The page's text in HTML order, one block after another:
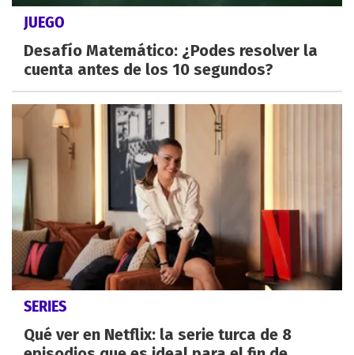
JUEGO
Desafío Matemático: ¿Podes resolver la
cuenta antes de los 10 segundos?
SERIES
Qué ver en Netflix: la serie turca de 8